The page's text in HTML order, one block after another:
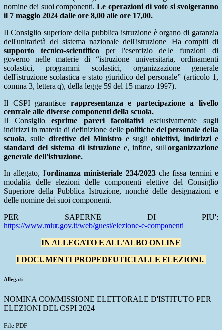
nomine dei suoi componenti.Le operazioni di voto si svolgeranno
il 7 maggio 2024 dalle ore 8,00 alle ore 17,00.
Il Consiglio superiore della pubblica istruzione è organo di garanzia
dell'unitarietà del sistema nazionale dell'istruzione. Ha compiti di
supporto tecnico-scientifico per l'esercizio delle funzioni di
governo nelle materie di “istruzione universitaria, ordinamenti
scolastici, programmi scolastici, organizzazione generale
dell'istruzione scolastica e stato giuridico del personale” (articolo 1,
comma 3, lettera q), della legge 59 del 15 marzo 1997).
Il CSPI garantisce rappresentanza e partecipazione a livello
centrale alle diverse componenti della scuola.
Il Consiglioesprime pareri facoltativiesclusivamente sugli
indirizzi in materia di definizione delle politiche del personale della
scuola, sulle direttive del Ministro e sugliobiettivi, indirizzi e
standard del sistema di istruzione e, infine, sull'organizzazione
generale dell'istruzione.
In allegato, l'ordinanza ministeriale 234/2023che fissa termini e
modalità delle elezioni delle componenti elettive del Consiglio
Superiore della Pubblica Istruzione, nonché delle designazioni e
delle nomine dei suoi componenti.
PER SAPERNE DI PIU':
https://www.miur.gov.it/web/guest/elezione-e-componenti
IN ALLEGATO E ALL'ALBO ONLINE
I DOCUMENTI PROPEDEUTICI ALLE ELEZIONI.
Allegati
NOMINA COMMISSIONE ELETTORALE D'ISTITUTO PER
ELEZIONI DEL CSPI 2024
File PDF